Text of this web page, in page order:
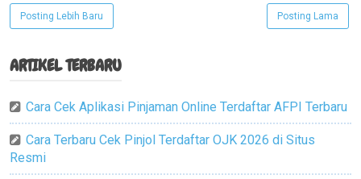
Posting Lebih Baru Posting Lama
ARTIKEL TERBARU
Cara Cek Aplikasi Pinjaman Online Terdaftar AFPI Terbaru
Cara Terbaru Cek Pinjol Terdaftar OJK 2026 di Situs
Resmi